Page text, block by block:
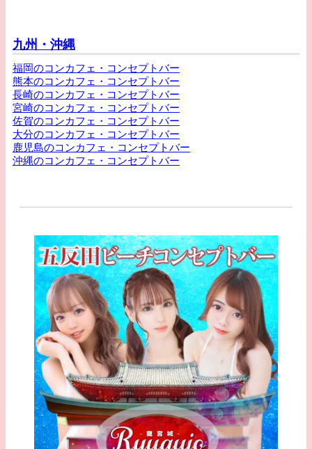
九州・沖縄
福岡のコンカフェ・コンセプトバー
熊本のコンカフェ・コンセプトバー
長崎のコンカフェ・コンセプトバー
宮崎のコンカフェ・コンセプトバー
佐賀のコンカフェ・コンセプトバー
大分のコンカフェ・コンセプトバー
鹿児島のコンカフェ・コンセプトバー
沖縄のコンカフェ・コンセプトバー